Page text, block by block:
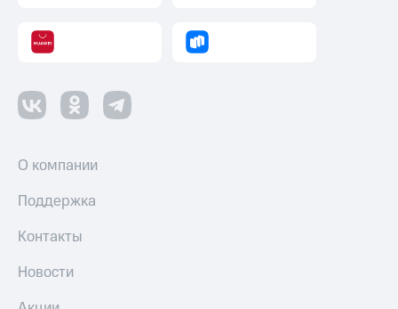
О компании
Поддержка
Контакты
Новости